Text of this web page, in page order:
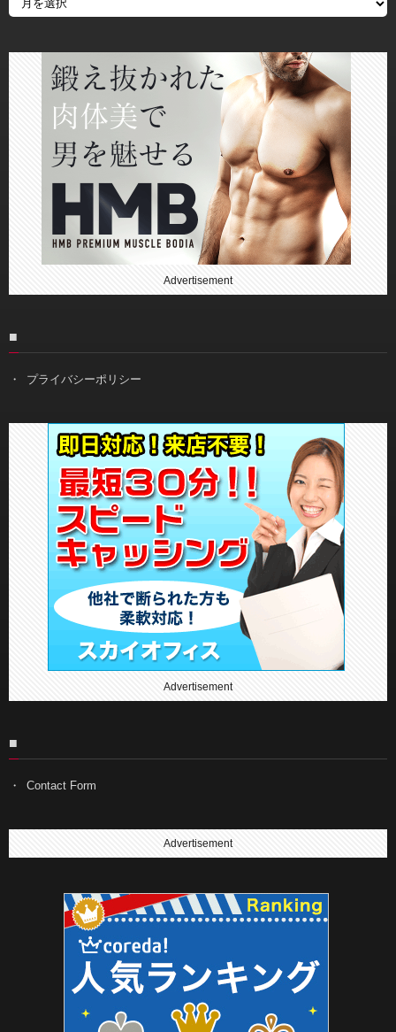
Advertisement
■
プライバシーポリシー
Advertisement
■
Contact Form
Advertisement